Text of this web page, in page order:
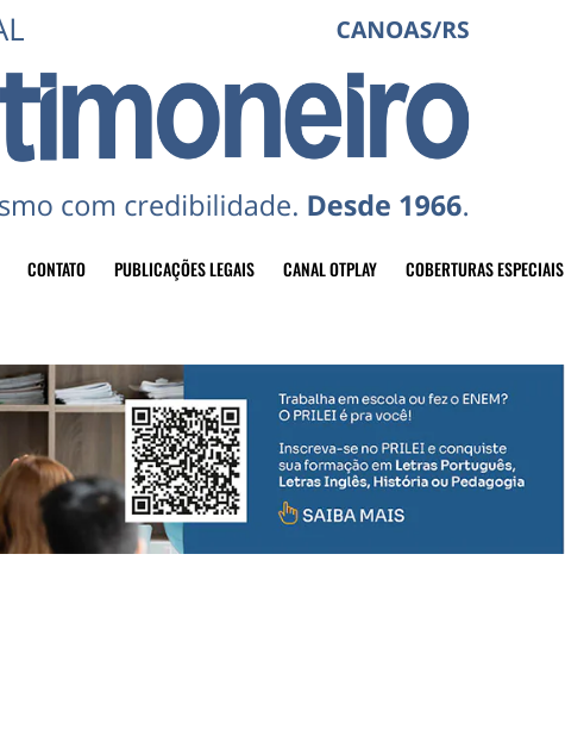
CONTATO PUBLICAÇÕES LEGAIS CANAL OTPLAY COBERTURAS ESPECIAIS